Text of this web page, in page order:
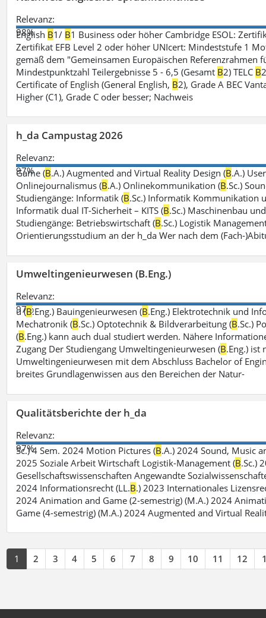
Relevanz:
98%
English B1/ B1 Business oder höher Cambridge ESOL:
Zertifikat EFB Level 2 oder höher UNIcert: Mindeststufe 1
gemäß dem "Gemeinsamen Europäischen Referenzrahmen
Mindestpunktzahl Teilergebnisse 5 - 6,5 (Gesamt B2) TELC B
Certificate of English (General English, B2), Grade A BEC
Higher (C1), Grade C oder besser; Nachweis
h_da Campustag 2026
Relevanz:
97%
Game (B.A.) Augmented and Virtual Reality Design (B.A.)
Onlinejournalismus (B.A.) Onlinekommunikation (B.Sc.)
Studiengänge: Informatik (B.Sc.) Informatik Kommunikation
Informatik dual IT-Sicherheit – KITS (B.Sc.) Maschinenbau
Studiengänge: Betriebswirtschaft (B.Sc.) Logistik
Orientierungsstudium an der h_da Wer nach dem (Fach-
Umweltingenieurwesen (B.Eng.)
Relevanz:
97%
u (B.Eng.) Bauingenieurwesen (B.Eng.) Elektrotechnik und
Mechatronik (B.Sc.) Optotechnik & Bildverarbeitung (B.Sc.)
(B.Eng.) kann auch dual studiert werden. Nähere
Zugang Der Studiengang Umweltingenieurwesen (B.Eng.) ist
Umweltingenieurwesen mit dem Abschluss Bachelor of
breites Grundlagenwissen aus den Bereichen der Natur-
Qualitätsberichte der h_da
Relevanz:
97%
Sc.) 4 Sem. 2024 Motion Pictures (B.A.) 2024 Sound, Music
2025 Soziale Arbeit Wirtschaft Logistik-Management (B.Sc.)
Gesellschaftswissenschaften Angewandte
2024 Informationsrecht (LL.B.) 2023 Internationales
2024 Animation and Game (2-semestrig) (M.A.) 2024
Game (4-semestrig) (M.A.) 2024 Augmented and Virtual
1 2 3 4 5 6 7 8 9 10 11 12